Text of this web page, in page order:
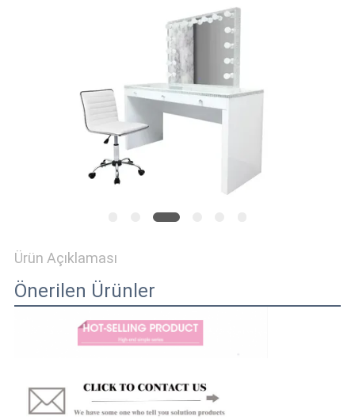
TALEPLERI
SITE
HARITASI
POLITIKASI
Ürün Açıklaması
Önerilen Ürünler